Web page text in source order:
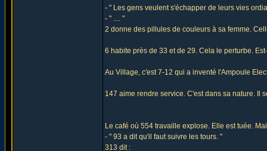
- " Les gens veulent s'échapper de leurs vies
- " .... "
2 donne des pillules de couleurs à sa femme.
6 habite près de 33 et de 29. Cela le perturbe.
Au Village, c'est 7-12 qui a inventé l'Ampoule
147 aime rendre service. C'est dans sa nature. Il
Le café où 554 travaille explose. Elle est tuée.
- " 93 a dit qu'il faut suivre les tours. "
313 dit :